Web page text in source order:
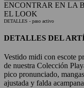
ENCONTRAR EN LA
EL LOOK
DETALLES - paso activo
DETALLES DEL
Vestido midi con escote
de nuestra Colección
pico pronunciado,
ajustada y falda